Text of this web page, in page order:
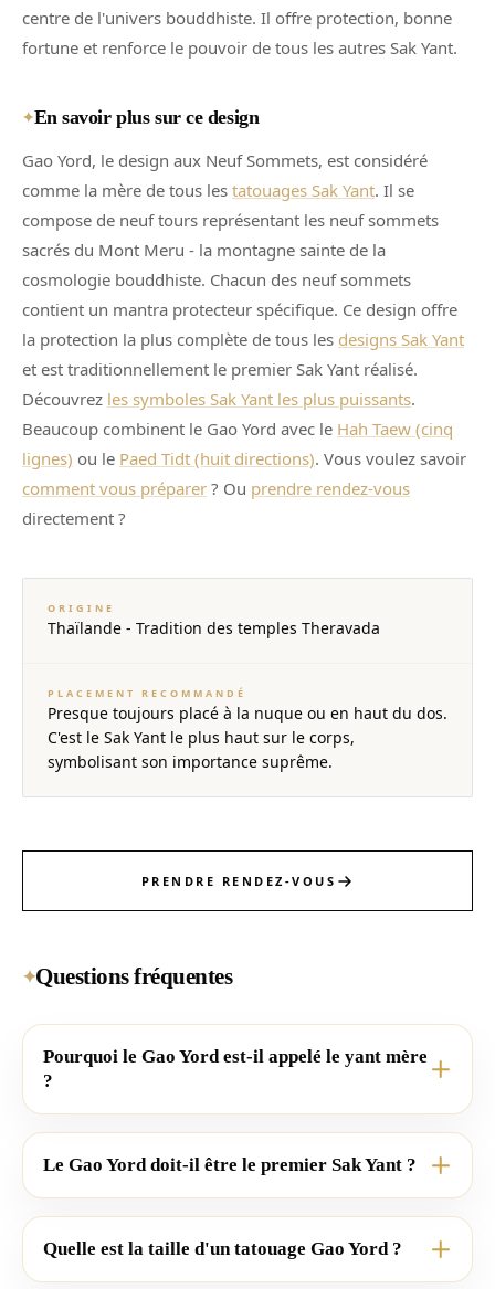
centre de l'univers bouddhiste. Il offre protection, bonne
fortune et renforce le pouvoir de tous les autres Sak Yant.
✦En savoir plus sur ce design
Gao Yord, le design aux Neuf Sommets, est considéré
comme la mère de tous les tatouages Sak Yant. Il se
compose de neuf tours représentant les neuf sommets
sacrés du Mont Meru - la montagne sainte de la
cosmologie bouddhiste. Chacun des neuf sommets
contient un mantra protecteur spécifique. Ce design offre
la protection la plus complète de tous les designs Sak Yant
et est traditionnellement le premier Sak Yant réalisé.
Découvrez les symboles Sak Yant les plus puissants.
Beaucoup combinent le Gao Yord avec le Hah Taew (cinq
lignes) ou le Paed Tidt (huit directions). Vous voulez savoir
comment vous préparer ? Ou prendre rendez-vous
directement ?
ORIGINE
Thaïlande - Tradition des temples Theravada
PLACEMENT RECOMMANDÉ
Presque toujours placé à la nuque ou en haut du dos.
C'est le Sak Yant le plus haut sur le corps,
symbolisant son importance suprême.
PRENDRE RENDEZ-VOUS
✦Questions fréquentes
Pourquoi le Gao Yord est-il appelé le yant mère
?
Le Gao Yord doit-il être le premier Sak Yant ?
Quelle est la taille d'un tatouage Gao Yord ?